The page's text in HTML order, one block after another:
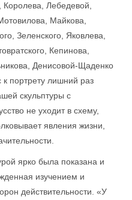
Лебедевой,
Майкова,
Зеленского, Яковлева,
Кепинова,
Денисовой-Щаденко
к портрету лишний раз
скульптуры с
не уходит в схему,
явления жизни,
ярко была показана и
изучением и
действительности. «У